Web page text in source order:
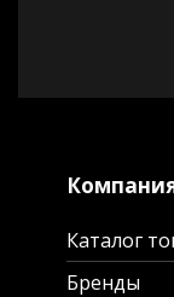
Каталог
Бренды